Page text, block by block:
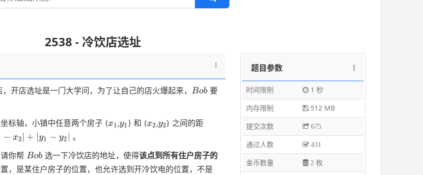
2538 - 冷饮店选址
开店选址是一门大学问，为了让自己的店火爆起来， Bob
Bob要
标轴，小镇中任意两个房子 (x_1
x1,y_1
y1 ) 和 (x_2
x2,y_2
y2) 之间的距
− x2 + y1 − y2
。
你帮 Bob
Bob选一下冷饮店的地址，使得该点到所有住户房子的
，是某住户房子的位置，也允许选到开冷饮电的位置，不是
题目参数
时间限制
1 秒
内存限制
512 MB
提交次数
675
通过人数 431
金币数量 2 枚